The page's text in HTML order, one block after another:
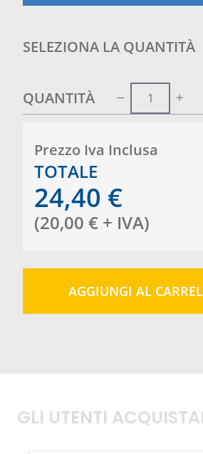
SELEZIONA LA QUANTITÀ
QUANTITÀ
Prezzo Iva Inclusa
TOTALE
24,40 €
(20,00 € + IVA)
AGGIUNGI AL
GLI UTENTI